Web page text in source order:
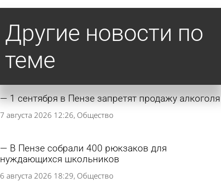
Другие новости по
теме
1 сентября в Пензе запретят продажу алкоголя
7 августа 2026 12:26 Общество
В Пензе собрали 400 рюкзаков для
нуждающихся школьников
6 августа 2026 18:29 Общество